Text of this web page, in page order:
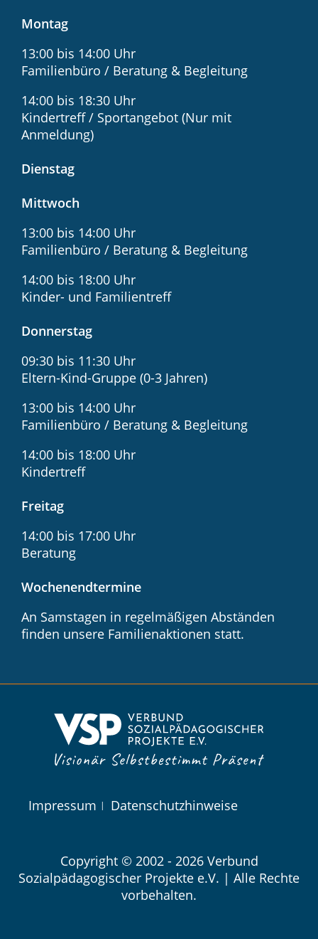
Montag
13:00 bis 14:00 Uhr
Familienbüro / Beratung & Begleitung
14:00 bis 18:30 Uhr
Kindertreff / Sportangebot (Nur mit
Anmeldung)
Dienstag
Mittwoch
13:00 bis 14:00 Uhr
Familienbüro / Beratung & Begleitung
14:00 bis 18:00 Uhr
Kinder- und Familientreff
Donnerstag
09:30 bis 11:30 Uhr
Eltern-Kind-Gruppe (0-3 Jahren)
13:00 bis 14:00 Uhr
Familienbüro / Beratung & Begleitung
14:00 bis 18:00 Uhr
Kindertreff
Freitag
14:00 bis 17:00 Uhr
Beratung
Wochenendtermine
An Samstagen in regelmäßigen Abständen
finden unsere Familienaktionen statt.
überspringen
Impressum Datenschutzhinweise
Copyright © 2002 - 2026 Verbund
Sozialpädagogischer Projekte e.V. | Alle Rechte
vorbehalten.